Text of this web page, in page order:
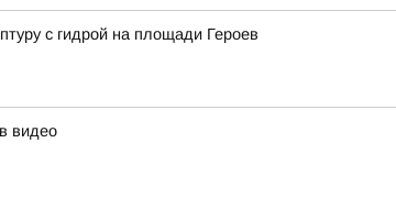
с гидрой на площади Героев
видео